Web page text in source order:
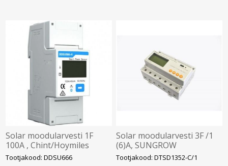
Solar moodularvesti 1F
100A , Chint/Hoymiles
Tootjakood: DDSU666
Solar moodularvesti 3F /1
(6)A, SUNGROW
Tootjakood: DTSD1352-C/1